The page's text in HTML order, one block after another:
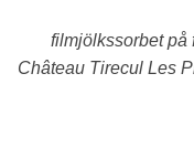
filmjölkssorbet på
Château Tirecul Les